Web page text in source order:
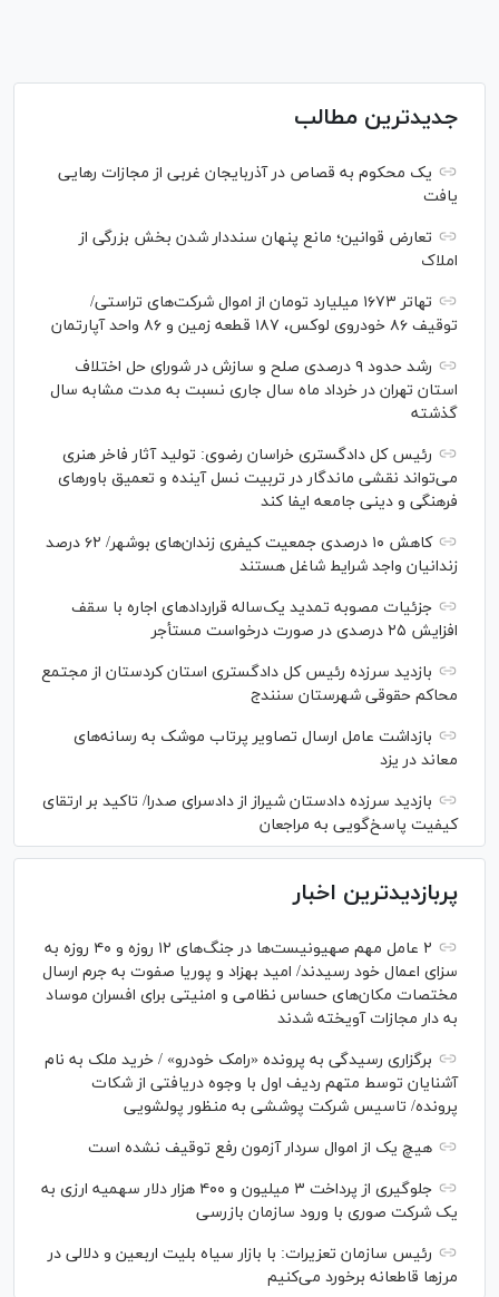
جدیدترین مطالب
یک محکوم به قصاص در آذربایجان‌ غربی از مجازات رهایی
یافت
تعارض قوانین؛ مانع پنهان سنددار شدن بخش بزرگی از
املاک
تهاتر ۱۶۷۳ میلیارد تومان از اموال شرکت‌های تراستی/
توقیف ۸۶ خودروی لوکس، ۱۸۷ قطعه زمین و ۸۶ واحد آپارتمان
رشد حدود ۹ درصدی صلح و سازش در شورای حل اختلاف
استان تهران در خرداد ماه سال جاری نسبت به مدت مشابه سال
گذشته
رئیس کل دادگستری خراسان رضوی: تولید آثار فاخر هنری
می‌تواند نقشی ماندگار در تربیت نسل آینده و تعمیق باور‌های
فرهنگی و دینی جامعه ایفا کند
کاهش ۱۰ درصدی جمعیت کیفری زندان‌های بوشهر/ ۶۲ درصد
زندانیان واجد شرایط شاغل هستند
جزئیات مصوبه تمدید یک‌ساله قرارداد‌های اجاره با سقف
افزایش ۲۵ درصدی در صورت درخواست مستأجر
بازدید سرزده رئیس کل دادگستری استان کردستان از مجتمع
محاکم حقوقی شهرستان سنندج
بازداشت عامل ارسال تصاویر پرتاب موشک به رسانه‌های
معاند در یزد
بازدید سرزده دادستان شیراز از دادسرای صدرا/ تاکید بر ارتقای
کیفیت پاسخ‌گویی به مراجعان
پربازدیدترین اخبار
۲ عامل مهم صهیونیست‌ها در جنگ‌های ۱۲ روزه و ۴۰ روزه به
سزای اعمال خود رسیدند/ امید بهزاد و پوریا صفوت به جرم ارسال
مختصات مکان‌های حساس نظامی و امنیتی برای افسران موساد
به دار مجازات آویخته شدند
برگزاری رسیدگی به پرونده «رامک خودرو» / خرید ملک به نام
آشنایان توسط متهم ردیف اول با وجوه دریافتی از شکات
پرونده/ تاسیس شرکت پوششی به منظور پولشویی
هیچ یک از اموال سردار آزمون رفع توقیف نشده است
جلوگیری از پرداخت ۳ میلیون و ۴۰۰ هزار دلار سهمیه ارزی به
یک شرکت صوری با ورود سازمان بازرسی
رئیس سازمان تعزیرات: با بازار سیاه بلیت اربعین و دلالی در
مرز‌ها قاطعانه برخورد می‌کنیم